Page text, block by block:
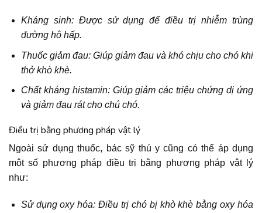
Kháng sinh: Được sử dụng để điều trị nhiễm trùng
đường hô hấp.
Thuốc giảm đau: Giúp giảm đau và khó chịu cho chó khi
thở khò khè.
Chất kháng histamin: Giúp giảm các triệu chứng dị ứng
và giảm đau rát cho chú chó.
Điều trị bằng phương pháp vật lý
Ngoài sử dụng thuốc, bác sỹ thú y cũng có thể áp dụng
một số phương pháp điều trị bằng phương pháp vật lý
như:
Sử dụng oxy hóa: Điều trị chó bị khò khè bằng oxy hóa